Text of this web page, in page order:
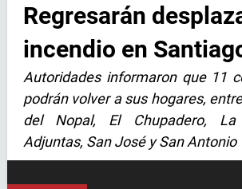
Regresarán
incendio en
Autoridades informaron que 11
podrán volver a sus hogares,
del Nopal, El Chupadero,
Adjuntas, San José y San Antonio